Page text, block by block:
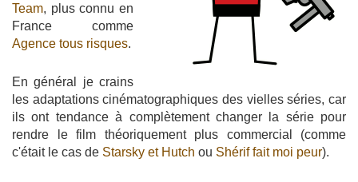
Team, plus connu en
France comme
Agence tous risques.
En général je crains
les adaptations cinématographiques des vielles séries, car
ils ont tendance à complètement changer la série pour
rendre le film théoriquement plus commercial (comme
c'était le cas de Starsky et Hutch ou Shérif fait moi peur).